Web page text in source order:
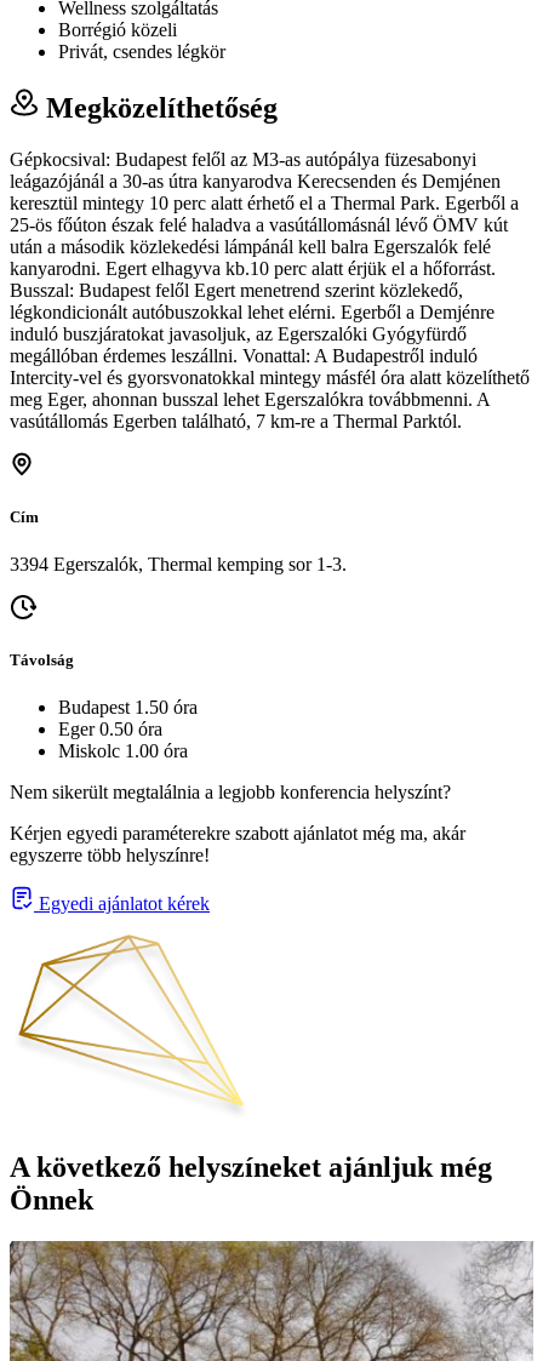
Wellness szolgáltatás
Borrégió közeli
Privát, csendes légkör
Megközelíthetőség
Gépkocsival: Budapest felől az M3-as autópálya füzesabonyi
leágazójánál a 30-as útra kanyarodva Kerecsenden és Demjénen
keresztül mintegy 10 perc alatt érhető el a Thermal Park. Egerből a
25-ös főúton észak felé haladva a vasútállomásnál lévő ÖMV kút
után a második közlekedési lámpánál kell balra Egerszalók felé
kanyarodni. Egert elhagyva kb.10 perc alatt érjük el a hőforrást.
Busszal: Budapest felől Egert menetrend szerint közlekedő,
légkondicionált autóbuszokkal lehet elérni. Egerből a Demjénre
induló buszjáratokat javasoljuk, az Egerszalóki Gyógyfürdő
megállóban érdemes leszállni. Vonattal: A Budapestről induló
Intercity-vel és gyorsvonatokkal mintegy másfél óra alatt közelíthető
meg Eger, ahonnan busszal lehet Egerszalókra továbbmenni. A
vasútállomás Egerben található, 7 km-re a Thermal Parktól.
Cím
3394 Egerszalók, Thermal kemping sor 1-3.
Távolság
Budapest 1.50 óra
Eger 0.50 óra
Miskolc 1.00 óra
Nem sikerült megtalálnia a legjobb konferencia helyszínt?
Kérjen egyedi paraméterekre szabott ajánlatot még ma, akár
egyszerre több helyszínre!
Egyedi ajánlatot kérek
A következő helyszíneket ajánljuk még
Önnek